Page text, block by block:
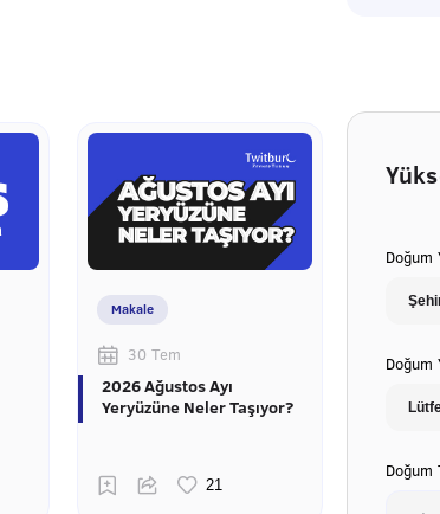
Makale
30 Tem
2026 Ağustos Ayı
Yeryüzüne Neler Taşıyor?
Doğum
Doğum
Doğum